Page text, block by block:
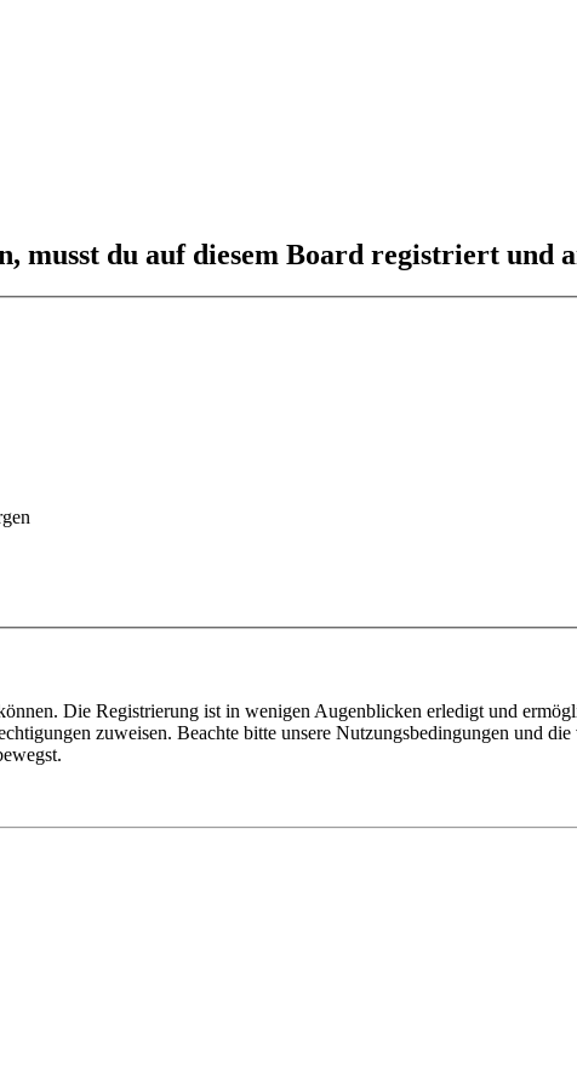
musst du auf diesem Board registriert und
Die Registrierung ist in wenigen Augenblicken erledigt und
zuweisen. Beachte bitte unsere Nutzungsbedingungen und